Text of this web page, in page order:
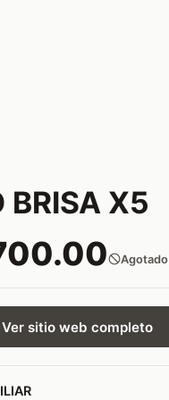
BRISA X5
Agotado
Ver sitio web completo